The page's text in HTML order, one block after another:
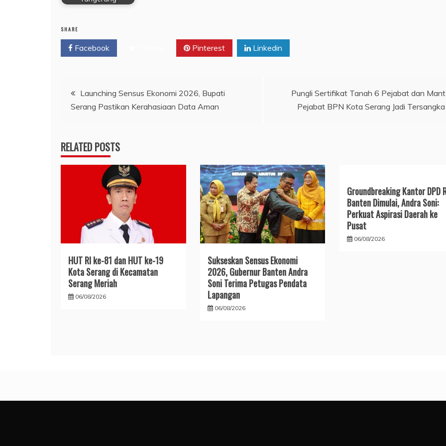
SHARE
Facebook Pinterest Linkedin
Navigasi
pos
Launching Sensus Ekonomi 2026, Bupati
Serang Pastikan Kerahasiaan Data Aman
Pungli Sertifikat Tanah 6 Pejabat dan
Pejabat BPN Kota Serang Jadi Tersangka
RELATED POSTS
HUT RI ke-81 dan HUT ke-19
Kota Serang di Kecamatan
Serang Meriah
06/08/2026
Sukseskan Sensus Ekonomi
2026, Gubernur Banten Andra
Soni Terima Petugas Pendata
Lapangan
06/08/2026
Groundbreaking Kantor DPD
Banten Dimulai, Andra Soni:
Perkuat Aspirasi Daerah ke
Pusat
06/08/2026